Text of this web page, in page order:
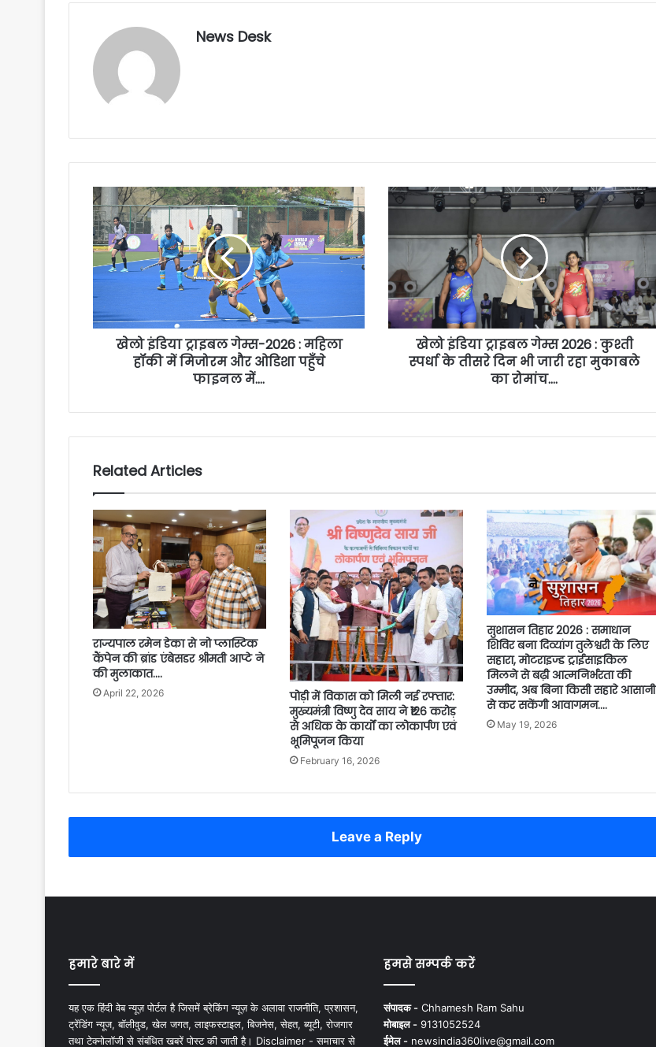
News Desk
खेलो इंडिया ट्राइबल गेम्स-2026 : महिला
हॉकी में मिजोरम और ओडिशा पहुँचे
फाइनल में….
खेलो इंडिया ट्राइबल गेम्स 2026 : कुश्ती
स्पर्धा के तीसरे दिन भी जारी रहा मुकाबले
का रोमांच….
Related Articles
राज्यपाल रमेन डेका से नो प्लास्टिक
कैंपेन की ब्रांड एंबेसडर श्रीमती आप्टे ने
की मुलाकात….
April 22, 2026
पोड़ी में विकास को मिली नई रफ्तार:
मुख्यमंत्री विष्णु देव साय ने ₹126 करोड़
से अधिक के कार्यों का लोकार्पण एवं
भूमिपूजन किया
February 16, 2026
सुशासन तिहार 2026 : समाधान
शिविर बना दिव्यांग तुलेश्वरी के लिए
सहारा, मोटराइज्ड ट्राईसाइकिल
मिलने से बढ़ी आत्मनिर्भरता की
उम्मीद, अब बिना किसी सहारे आसानी
से कर सकेंगी आवागमन….
May 19, 2026
Leave a Reply
हमारे बारे में
यह एक हिंदी वेब न्यूज़ पोर्टल है जिसमें ब्रेकिंग न्यूज़ के अलावा राजनीति, प्रशासन,
ट्रेंडिंग न्यूज, बॉलीवुड, खेल जगत, लाइफस्टाइल, बिजनेस, सेहत, ब्यूटी, रोजगार
तथा टेक्नोलॉजी से संबंधित खबरें पोस्ट की जाती है। Disclaimer - समाचार से
हमसे सम्पर्क करें
संपादक -Chhamesh Ram Sahu
मोबाइल -9131052524
ईमेल - newsindia360live@gmail.com